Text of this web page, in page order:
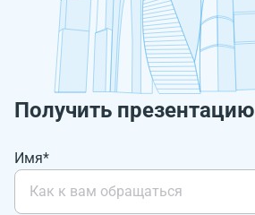
Получить презентацию
Имя*